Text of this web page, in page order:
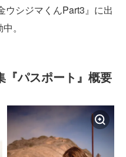
ウシジマくんPart3』に出
。
『パスポート』概要